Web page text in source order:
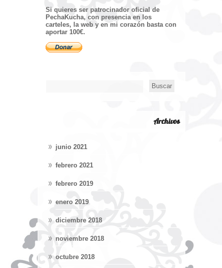
Si quieres ser patrocinador oficial de
PechaKucha, con presencia en los
carteles, la web y en mi corazón basta con
aportar 100€.
Archivos
junio 2021
febrero 2021
febrero 2019
enero 2019
diciembre 2018
noviembre 2018
octubre 2018